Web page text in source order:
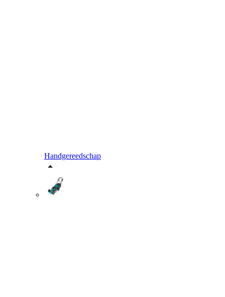
Handgereedschap